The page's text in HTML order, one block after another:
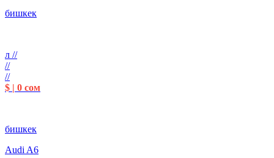
бишкек
л //
//
//
$ | 0 сом
бишкек
Audi A6